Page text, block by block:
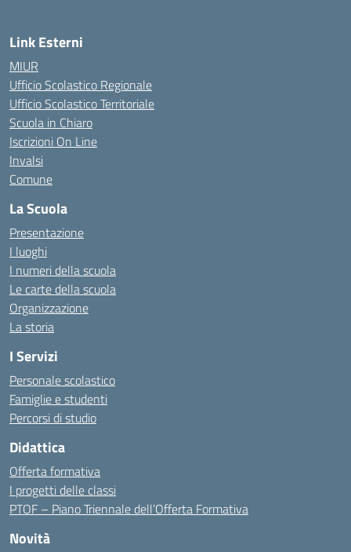
Link Esterni
MIUR
Ufficio Scolastico Regionale
Ufficio Scolastico Territoriale
Scuola in Chiaro
Iscrizioni On Line
Invalsi
Comune
La Scuola
Presentazione
I luoghi
I numeri della scuola
Le carte della scuola
Organizzazione
La storia
I Servizi
Personale scolastico
Famiglie e studenti
Percorsi di studio
Didattica
Offerta formativa
I progetti delle classi
PTOF – Piano Triennale dell’Offerta Formativa
Novità